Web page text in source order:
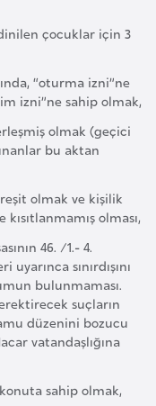
çocuklar için 3
“oturma izni”ne
izni”ne sahip olmak,
olmak (geçici
bu aktan
olmak ve kişilik
olması,
46. /1.- 4.
sınırdışını
bulunmaması.
suçların
düzenini bozucu
vatandaşlığına
sahip olmak,